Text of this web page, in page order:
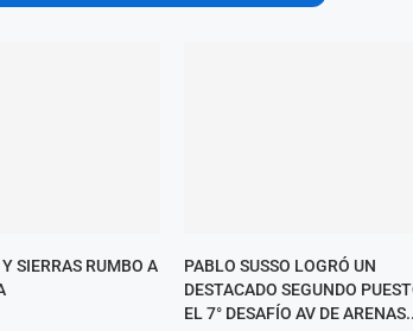
SIERRAS RUMBO A
PABLO SUSSO LOGRÓ UN
DESTACADO SEGUNDO
EL 7° DESAFÍO AV DE